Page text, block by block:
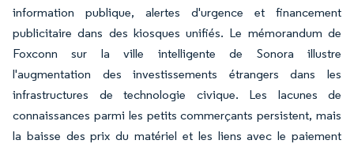
information publique, alertes d'urgence et financement
publicitaire dans des kiosques unifiés. Le mémorandum de
Foxconn sur la ville intelligente de Sonora illustre
l'augmentation des investissements étrangers dans les
infrastructures de technologie civique. Les lacunes de
connaissances parmi les petits commerçants persistent, mais
la baisse des prix du matériel et les liens avec le paiement